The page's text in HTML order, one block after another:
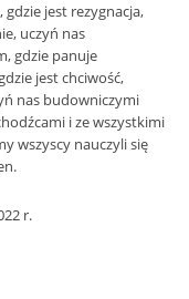
gdzie jest rezygnacja,
uczyń nas
gdzie panuje
jest chciwość,
nas budowniczymi
i ze wszystkimi
wszyscy nauczyli się
r.